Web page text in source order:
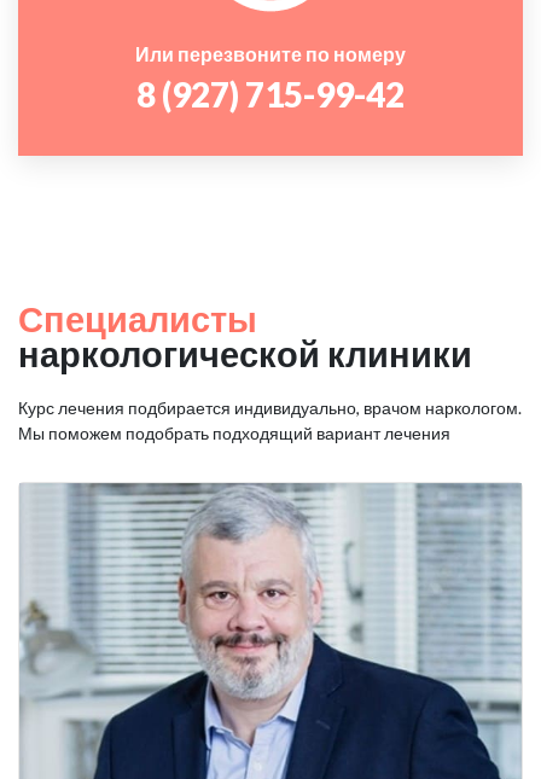
Или перезвоните по номеру
8 (927) 715-99-42
Специалисты
наркологической клиники
Курс лечения подбирается индивидуально, врачом наркологом.
Мы поможем подобрать подходящий вариант лечения